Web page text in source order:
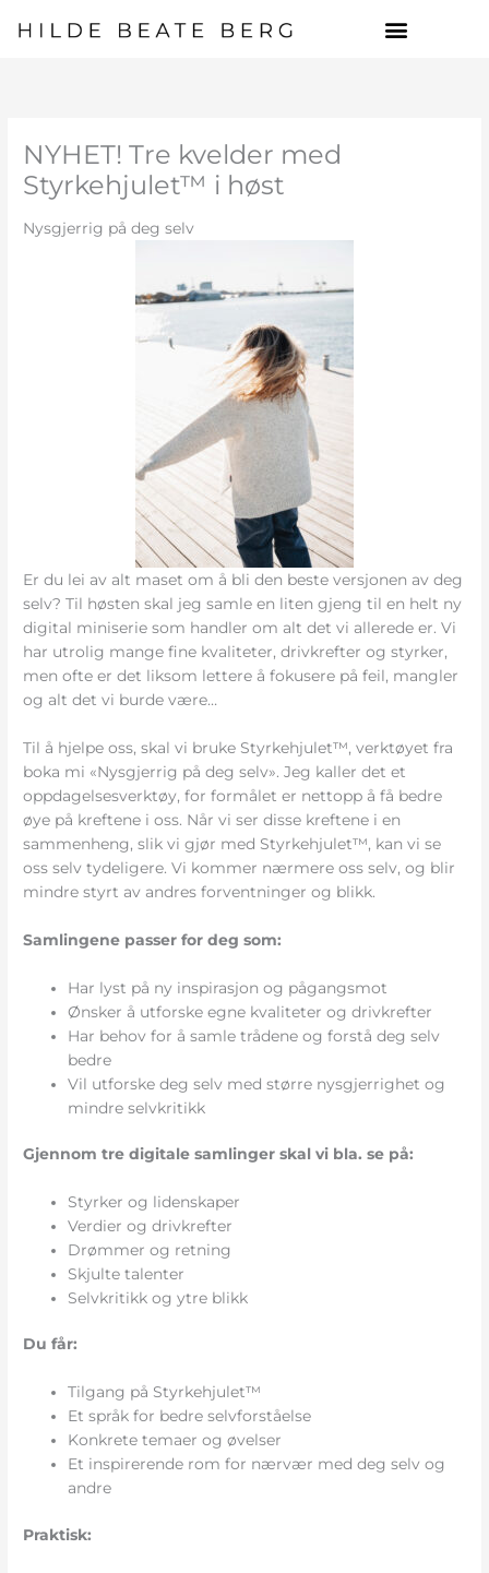
rett
NYHET! Tre kvelder med
Styrkehjulet™ i høst
Nysgjerrig på deg selv
Er du lei av alt maset om å bli den beste versjonen av deg
selv? Til høsten skal jeg samle en liten gjeng til en helt ny
digital miniserie som handler om alt det vi allerede er. Vi
har utrolig mange fine kvaliteter, drivkrefter og styrker,
men ofte er det liksom lettere å fokusere på feil, mangler
og alt det vi burde være…
Til å hjelpe oss, skal vi bruke Styrkehjulet™, verktøyet fra
boka mi «Nysgjerrig på deg selv». Jeg kaller det et
oppdagelsesverktøy, for formålet er nettopp å få bedre
øye på kreftene i oss. Når vi ser disse kreftene i en
sammenheng, slik vi gjør med Styrkehjulet™, kan vi se
oss selv tydeligere. Vi kommer nærmere oss selv, og blir
mindre styrt av andres forventninger og blikk.
Samlingene passer for deg som:
Har lyst på ny inspirasjon og pågangsmot
Ønsker å utforske egne kvaliteter og drivkrefter
Har behov for å samle trådene og forstå deg selv
bedre
Vil utforske deg selv med større nysgjerrighet og
mindre selvkritikk
Gjennom tre digitale samlinger skal vi bla. se på:
Styrker og lidenskaper
Verdier og drivkrefter
Drømmer og retning
Skjulte talenter
Selvkritikk og ytre blikk
Du får:
Tilgang på Styrkehjulet™
Et språk for bedre selvforståelse
Konkrete temaer og øvelser
Et inspirerende rom for nærvær med deg selv og
andre
Praktisk: